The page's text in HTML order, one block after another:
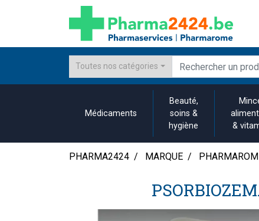
Toutes nos catégories
Médicaments
Beauté,
soins &
hygiène
&
PHARMA2424 MARQUE